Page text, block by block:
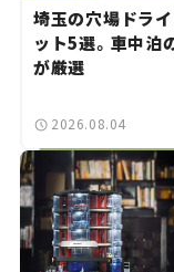
埼玉の穴場ドラ
ット5選。車中泊
が厳選
2026.08.04